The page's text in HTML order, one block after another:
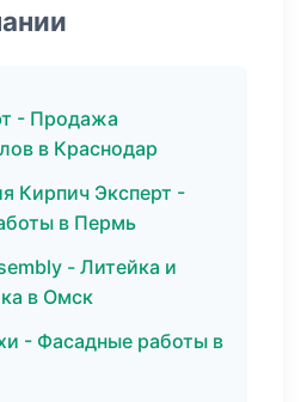
- Продажа
в Краснодар
Кирпич Эксперт -
в Пермь
- Литейка и
в Омск
- Фасадные работы в